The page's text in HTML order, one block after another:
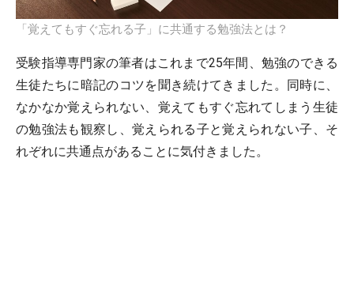
「覚えてもすぐ忘れる子」に共通する勉強法とは？
受験指導専門家の筆者はこれまで25年間、勉強のできる
生徒たちに暗記のコツを聞き続けてきました。同時に、
なかなか覚えられない、覚えてもすぐ忘れてしまう生徒
の勉強法も観察し、覚えられる子と覚えられない子、そ
れぞれに共通点があることに気付きました。